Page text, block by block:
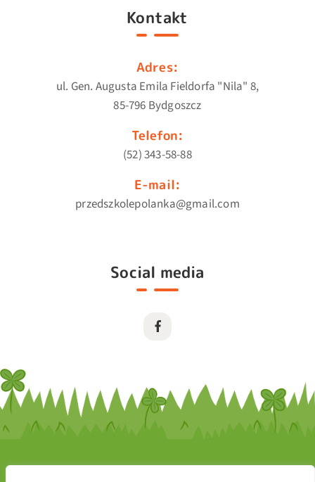
Kontakt
Adres:
ul. Gen. Augusta Emila Fieldorfa "Nila" 8,
85-796 Bydgoszcz
Telefon:
(52) 343-58-88
E-mail:
przedszkolepolanka@gmail.com
Social media